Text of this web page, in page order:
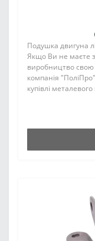
Подушка двигуна
Якщо Ви не маєте
виробництво свою
компанія
купівлі